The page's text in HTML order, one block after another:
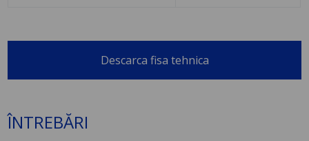
Descarca fisa tehnica
ÎNTREBĂRI